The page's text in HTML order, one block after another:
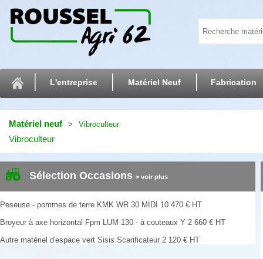
L'entreprise Matériel Neuf Fabrication
Matériel neuf Vibroculteur
Vibroculteur
Sélection Occasions > voir plus
Peseuse - pommes de terre KMK WR 30 MIDI 10 470 € HT
Broyeur à axe horizontal Fpm LUM 130 - à couteaux Y 2 660 € HT
Autre matériel d'espace vert Sisis Scarificateur 2 120 € HT